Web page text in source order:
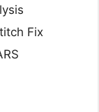
Fix